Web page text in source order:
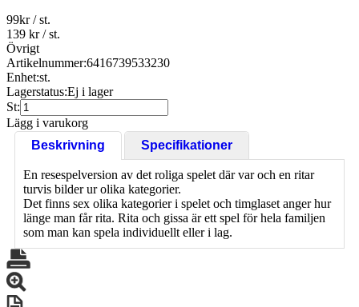
99kr/ st.
139 kr/ st.
Övrigt
Artikelnummer:6416739533230
Enhet:st.
Lagerstatus:Ej i lager
St:
Lägg i varukorg
Beskrivning
Specifikationer
En resespelversion av det roliga spelet där var och en ritar
turvis bilder ur olika kategorier.
Det finns sex olika kategorier i spelet och timglaset anger hur
länge man får rita. Rita och gissa är ett spel för hela familjen
som man kan spela individuellt eller i lag.